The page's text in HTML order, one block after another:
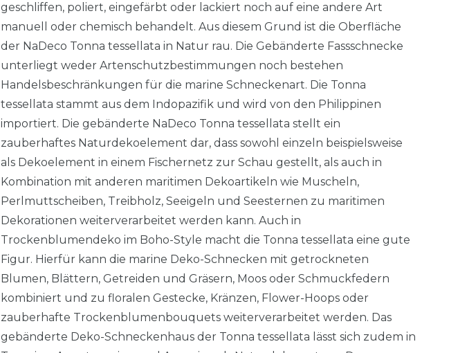
geschliffen, poliert, eingefärbt oder lackiert noch auf eine andere Art
manuell oder chemisch behandelt. Aus diesem Grund ist die Oberfläche
der NaDeco Tonna tessellata in Natur rau. Die Gebänderte Fassschnecke
unterliegt weder Artenschutzbestimmungen noch bestehen
Handelsbeschränkungen für die marine Schneckenart. Die Tonna
tessellata stammt aus dem Indopazifik und wird von den Philippinen
importiert. Die gebänderte NaDeco Tonna tessellata stellt ein
zauberhaftes Naturdekoelement dar, dass sowohl einzeln beispielsweise
als Dekoelement in einem Fischernetz zur Schau gestellt, als auch in
Kombination mit anderen maritimen Dekoartikeln wie Muscheln,
Perlmuttscheiben, Treibholz, Seeigeln und Seesternen zu maritimen
Dekorationen weiterverarbeitet werden kann. Auch in
Trockenblumendeko im Boho-Style macht die Tonna tessellata eine gute
Figur. Hierfür kann die marine Deko-Schnecken mit getrockneten
Blumen, Blättern, Getreiden und Gräsern, Moos oder Schmuckfedern
kombiniert und zu floralen Gestecke, Kränzen, Flower-Hoops oder
zauberhafte Trockenblumenbouquets weiterverarbeitet werden. Das
gebänderte Deko-Schneckenhaus der Tonna tessellata lässt sich zudem in